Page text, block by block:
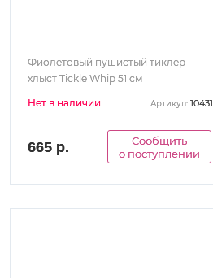
Фиолетовый пушистый тиклер-
хлыст Tickle Whip 51 см
Нет в наличии
Артикул: 10431
665 р.
Сообщить
о поступлении